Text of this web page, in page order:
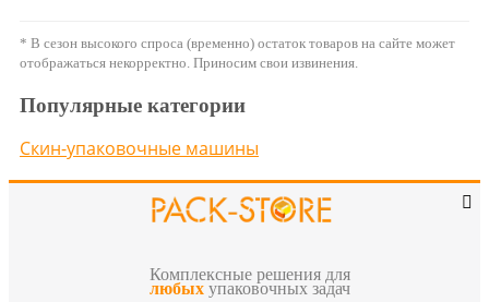
* В сезон высокого спроса (временно) остаток товаров на сайте может
отображаться некорректно. Приносим свои извинения.
Популярные категории
Скин-упаковочные машины
Комплексные решения для
любых упаковочных задач